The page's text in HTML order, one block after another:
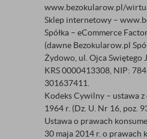
www.bezokularow.pl/
Sklep internetowy –
Spółka – eCommerce
(dawne Bezokularow.pl
Żydowo, ul. Ojca Swiętego
KRS 0000413308, NIP:
301637411.
Kodeks Cywilny – ustawa
1964 r. (Dz. U. Nr 16, poz.
Ustawa o prawach
30 maja 2014 r. o prawach